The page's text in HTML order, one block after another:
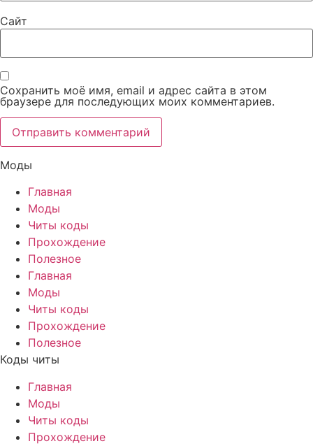
Сайт
Сохранить моё имя, email и адрес сайта в этом
браузере для последующих моих комментариев.
Моды
Главная
Моды
Читы коды
Прохождение
Полезное
Главная
Моды
Читы коды
Прохождение
Полезное
Коды читы
Главная
Моды
Читы коды
Прохождение